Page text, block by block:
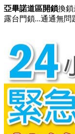
亞畢諾道區開鎖換鎖
露台門鎖...通通無問